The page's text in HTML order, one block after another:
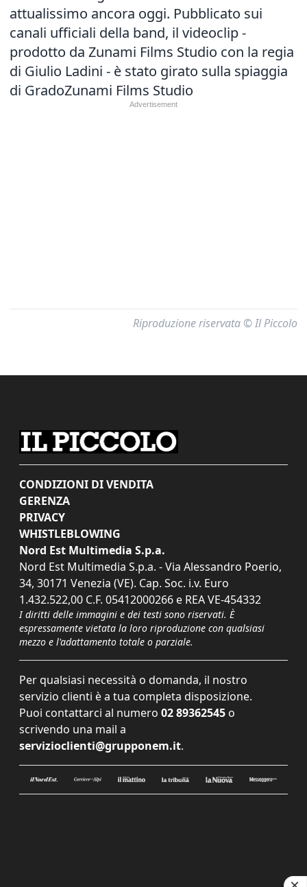
attualissimo ancora oggi. Pubblicato sui
canali ufficiali della band, il videoclip -
prodotto da Zunami Films Studio con la regia
di Giulio Ladini - è stato girato sulla spiaggia
di GradoZunami Films Studio
Riproduzione riservata © Il Piccolo
CONDIZIONI DI VENDITA
GERENZA
PRIVACY
WHISTLEBLOWING
Nord Est Multimedia S.p.a.
Nord Est Multimedia S.p.a. - Via Alessandro Poerio,
34, 30171 Venezia (VE). Cap. Soc. i.v. Euro
1.432.522,00 C.F. 05412000266 e REA VE-454332
I diritti delle immagini e dei testi sono riservati. È
espressamente vietata la loro riproduzione con qualsiasi
mezzo e l'adattamento totale o parziale.
Per qualsiasi necessità o domanda, il nostro
servizio clienti è a tua completa disposizione.
Puoi contattarci al numero 02 89362545 o
scrivendo una mail a
servizioclienti@grupponem.it.